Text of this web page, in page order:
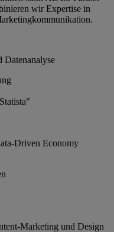
wir Expertise in
Datenanalyse
Driven Economy
Marketing und Design